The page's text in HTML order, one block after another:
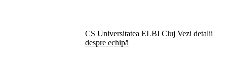
CS Universitatea ELBI Cluj Vezi detalii
despre echipă